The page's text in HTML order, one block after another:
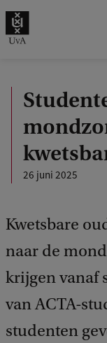
26 juni 2025
Kwetsbare
naar de
krijgen vanaf
van ACTA-
studenten